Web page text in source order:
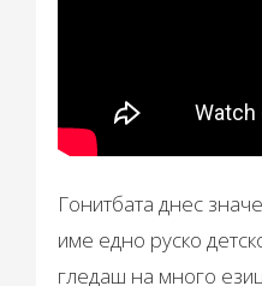
Гонитбата днес
име едно руско
гледаш на много